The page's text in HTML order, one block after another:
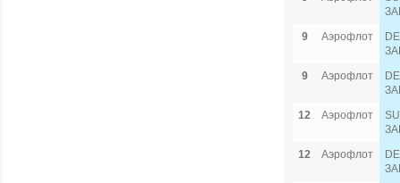
9
Аэрофлот
9
Аэрофлот
12
Аэрофлот
12
Аэрофлот